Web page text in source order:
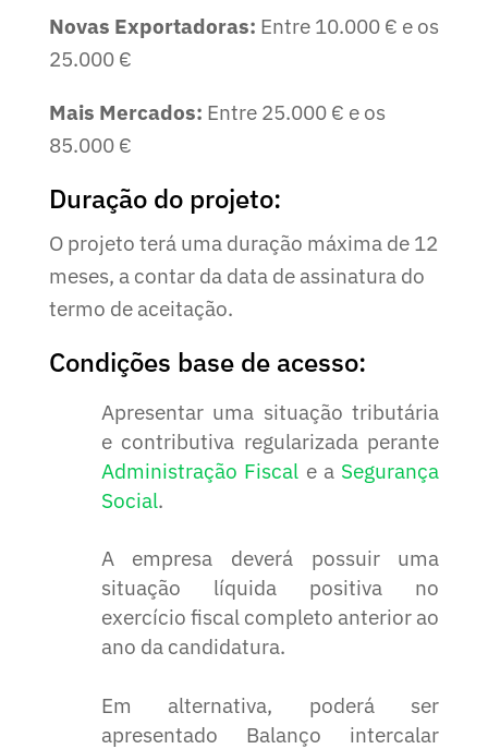
Novas Exportadoras: Entre 10.000 € e os
25.000 €
Mais Mercados: Entre 25.000 € e os
85.000 €
Duração do projeto:
O projeto terá uma duração máxima de 12
meses, a contar da data de assinatura do
termo de aceitação.
Condições base de acesso:
Apresentar uma situação tributária
e contributiva regularizada perante
Administração Fiscal e a Segurança
Social.
A empresa deverá possuir uma
situação líquida positiva no
exercício fiscal completo anterior ao
ano da candidatura.
Em alternativa, poderá ser
apresentado Balanço intercalar